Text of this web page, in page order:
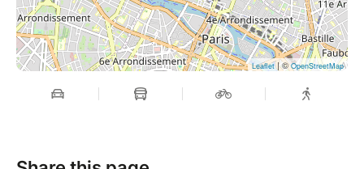
Leaflet| ©OpenStreetMap